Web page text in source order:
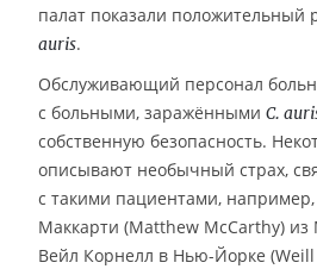
палат показали положительный
auris.
Обслуживающий персонал
с больными, заражёнными C.
собственную безопасность.
описывают необычный страх,
с такими пациентами,
Маккарти (Matthew McCarthy) из
Вейл Корнелл в Нью-Йорке